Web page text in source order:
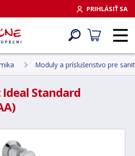
PRIHLÁSIŤ SA
Moduly a príslušenstvo pre
Standard